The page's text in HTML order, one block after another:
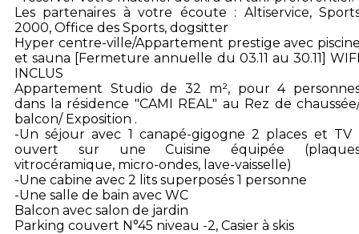
Les partenaires à votre écoute : Altiservice,
2000, Office des Sports, dogsitter
Hyper centre-ville/Appartement prestige avec
et sauna [Fermeture annuelle du 03.11 au 30.11]
INCLUS
Appartement Studio de 32 m², pour 4
dans la résidence "CAMI REAL" au Rez de
balcon/ Exposition .
-Un séjour avec 1 canapé-gigogne 2 places et TV
ouvert sur une Cuisine équipée
vitrocéramique, micro-ondes, lave-vaisselle)
-Une cabine avec 2 lits superposés 1 personne
-Une salle de bain avec WC
Balcon avec salon de jardin
Parking couvert N°45 niveau -2, Casier à skis